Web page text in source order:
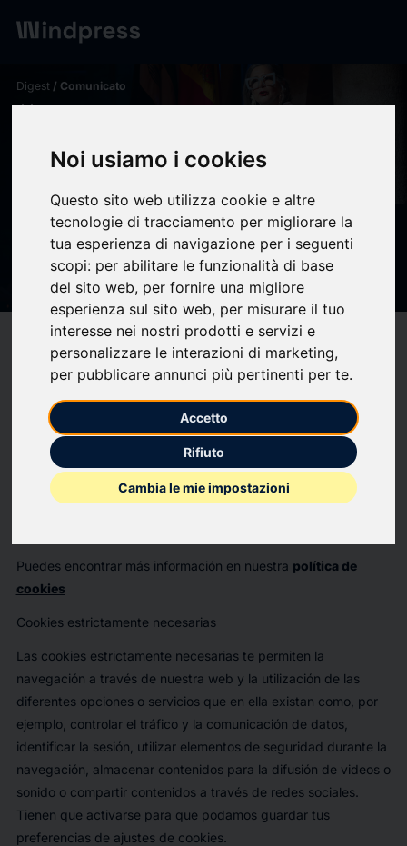
Noi usiamo i cookies
Questo sito web utilizza cookie e altre
tecnologie di tracciamento per migliorare la
tua esperienza di navigazione per i seguenti
scopi: per abilitare le funzionalità di base
del sito web, per fornire una migliore
esperienza sul sito web, per misurare il tuo
interesse nei nostri prodotti e servizi e
personalizzare le interazioni di marketing,
per pubblicare annunci più pertinenti per te.
Accetto
Rifiuto
Cambia le mie impostazioni
Digest/ Comunicato
calendar_today
Mayki Gorosito recibe el III
Premio Conchita Viera por su
compromiso con la memoria y
los derechos humanos -
Fundación Carolina
(0)bookmark_borderupload Condividi
Esta web utiliza cookies para que podamos ofrecerte la mejor
experiencia de usuario posible. La información de las cookies
se almacena en tu navegador y realiza funciones tales como
reconocerte cuando vuelves a nuestra web o ayudar a nuestro
Puedes encontrar más información en nuestra política de
cookies
Cookies estrictamente necesarias
Las cookies estrictamente necesarias te permiten la
navegación a través de nuestra web y la utilización de las
diferentes opciones o servicios que en ella existan como, por
ejemplo, controlar el tráfico y la comunicación de datos,
identificar la sesión, utilizar elementos de seguridad durante la
navegación, almacenar contenidos para la difusión de videos o
sonido o compartir contenidos a través de redes sociales.
Tienen que activarse para que podamos guardar tus
preferencias de ajustes de cookies.